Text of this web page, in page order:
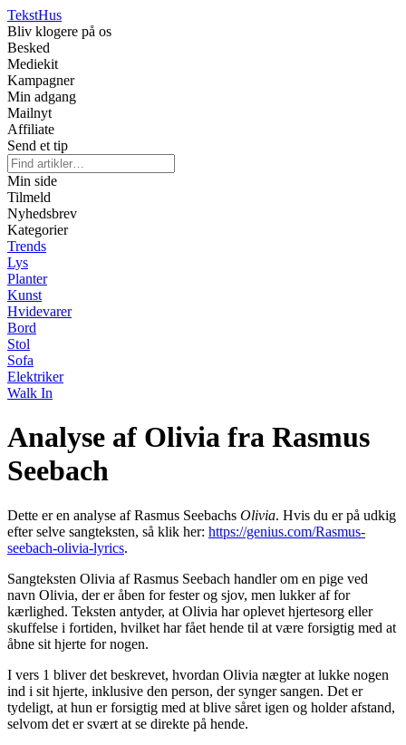
TekstHus
Bliv klogere på os
Besked
Mediekit
Kampagner
Min adgang
Mailnyt
Affiliate
Send et tip
Min side
Tilmeld
Nyhedsbrev
Kategorier
Trends
Lys
Planter
Kunst
Hvidevarer
Bord
Stol
Sofa
Elektriker
Walk In
Analyse af Olivia fra Rasmus
Seebach
Dette er en analyse af Rasmus Seebachs Olivia. Hvis du er på udkig
efter selve sangteksten, så klik her: https://genius.com/Rasmus-
seebach-olivia-lyrics.
Sangteksten Olivia af Rasmus Seebach handler om en pige ved
navn Olivia, der er åben for fester og sjov, men lukker af for
kærlighed. Teksten antyder, at Olivia har oplevet hjertesorg eller
skuffelse i fortiden, hvilket har fået hende til at være forsigtig med at
åbne sit hjerte for nogen.
I vers 1 bliver det beskrevet, hvordan Olivia nægter at lukke nogen
ind i sit hjerte, inklusive den person, der synger sangen. Det er
tydeligt, at hun er forsigtig med at blive såret igen og holder afstand,
selvom det er svært at se direkte på hende.